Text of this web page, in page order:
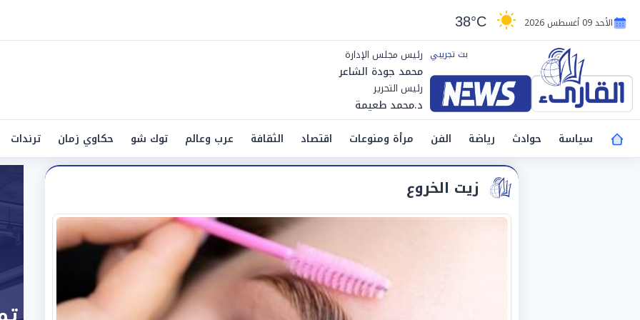
الأحد 09 أغسطس 2026 38°C
رئيس مجلس الإدارة
محمد جودة الشاعر
رئيس التحرير
د.محمد طعيمة
سياسة
حوادث رياضة الفن مرأة ومنوعات اقتصاد الثقافة عرب وعالم توك شو حكاوي زمان ترندات
زيت الخروع